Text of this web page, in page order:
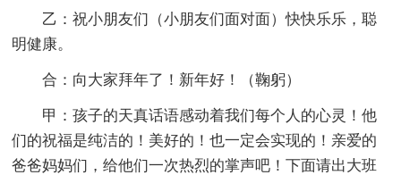
乙：祝小朋友们（小朋友们面对面）快快乐乐，聪
明健康。
合：向大家拜年了！新年好！（鞠躬）
甲：孩子的天真话语感动着我们每个人的心灵！他
们的祝福是纯洁的！美好的！也一定会实现的！亲爱的
爸爸妈妈们，给他们一次热烈的掌声吧！下面请出大班